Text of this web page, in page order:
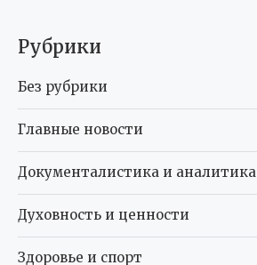
Рубрики
Без рубрики
Главные новости
Документалистика и аналитика
Духовность и ценности
Здоровье и спорт